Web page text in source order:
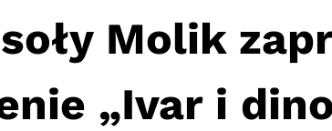
Molik
„Ivar i